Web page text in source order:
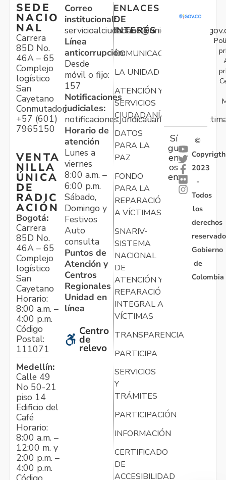
SEDE
NACIO
NAL
Carrera
85D No.
46A – 65
Complejo
logístico
San
Cayetano
Conmutador:
+57 (601)
7965150
VENTA
NILLA
ÚNICA
DE
RADIC
ACIÓN
Bogotá:
Carrera
85D No.
46A – 65
Complejo
logístico
San
Cayetano
Horario:
8:00 a.m. –
4:00 p.m.
Código
Postal:
111071
Medellín:
Calle 49
No 50-21
piso 14
Edificio del
Café
Horario:
8:00 a.m. –
12:00 m. y
2:00 p.m. –
4:00 p.m.
Correo
institucional:
Línea
anticorrupción:
Desde
móvil o fijo:
157
Notificaciones
judiciales:
Horario de
atención
Lunes a
viernes
8:00 a.m. –
6:00 p.m.
Sábado,
Domingo y
Festivos
Auto
consulta
Puntos de
Atención y
Centros
Regionales
Unidad en
línea
Centro
de
relevo
ENLACES
DE
INTERÉS
COMUNICACIONES
LA UNIDAD
ATENCIÓN Y
SERVICIOS
CIUDADANÍA
DATOS
PARA LA
PAZ
FONDO
PARA LA
REPARACIÓN
A VÍCTIMAS
SNARIV-
SISTEMA
NACIONAL
DE
ATENCIÓN Y
REPARACIÓN
INTEGRAL A
VÍCTIMAS
TRANSPARENCIA
PARTICIPA
SERVICIOS
Y
TRÁMITES
PARTICIPACIÓN
INFORMACIÓN
CERTIFICADO
DE
ACCESIBILIDAD
Sí
gu
en
os
en:
©
Copyrigth
2023
-
Todos
los
derechos
Gobierno
de
Colombia